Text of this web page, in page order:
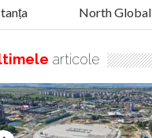
North Global
articole